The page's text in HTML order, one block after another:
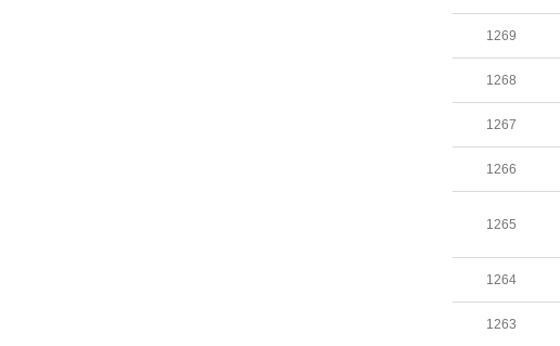
1269
1268
1267
1266
1265
1264
1263